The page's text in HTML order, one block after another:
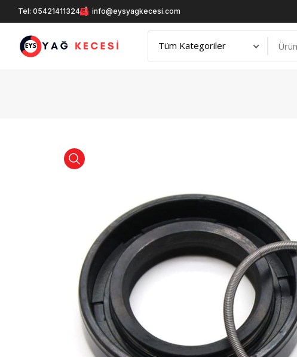
Tel: 05421411324 info@eysyagkecesi.com
product view